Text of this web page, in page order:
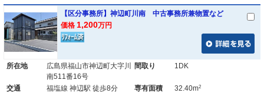
【区分事務所】神辺町川南 中古事務所兼物置など
価格 1,200万円
所在地
広島県福山市神辺町大字川
南511番16号
間取り 1DK
交通 福塩線 神辺駅 徒歩8分 専有面積 32.40m2